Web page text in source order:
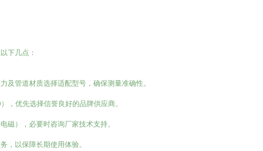
下几点：
及管道材质选择适配型号，确保测量准确性。
，优先选择信誉良好的品牌供应商。
磁），必要时咨询厂家技术支持。
，以保障长期使用体验。